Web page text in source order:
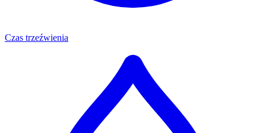
Czas trzeźwienia